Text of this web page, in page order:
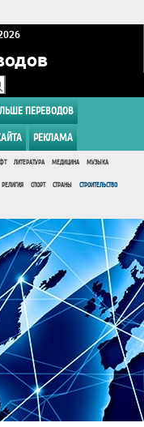
ПЕРЕВОДОВ
РЕКЛАМА
ЛИТЕРАТУРА МЕДИЦИНА МУЗЫКА
РЕЛИГИЯ СПОРТ СТРАНЫ СТРОИТЕЛЬСТВО